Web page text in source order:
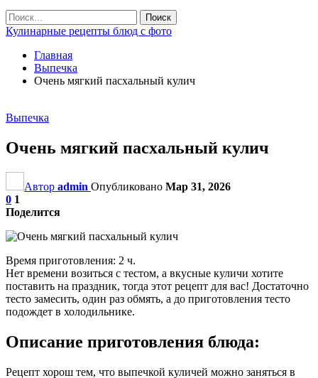
Кулинарные рецепты блюд с фото
Главная
Выпечка
Очень мягкий пасхальный кулич
Выпечка
Очень мягкий пасхальный кулич
Автор admin Опубликовано Мар 31, 2026
0 1
Поделится
Время приготовления: 2 ч.
Нет времени возиться с тестом, а вкусные куличи хотите
поставить на праздник, тогда этот рецепт для вас! Достаточно
тесто замесить, один раз обмять, а до приготовления тесто
подождет в холодильнике.
Описание приготовления блюда:
Рецепт хорош тем, что выпечкой куличей можно заняться в